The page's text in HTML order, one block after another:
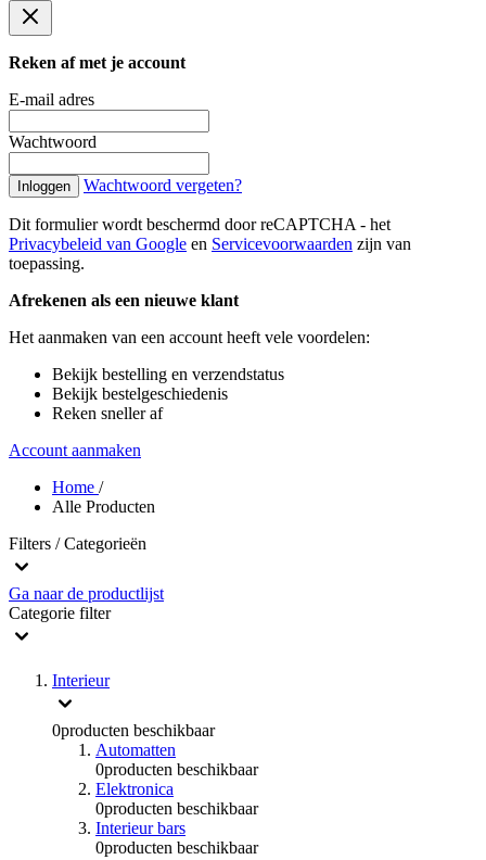
Reken af met je account
E-mail adres
Wachtwoord
Inloggen Wachtwoord vergeten?
Dit formulier wordt beschermd door reCAPTCHA - het
Privacybeleid van Google en Servicevoorwaarden zijn van
toepassing.
Afrekenen als een nieuwe klant
Het aanmaken van een account heeft vele voordelen:
Bekijk bestelling en verzendstatus
Bekijk bestelgeschiedenis
Reken sneller af
Account aanmaken
Home /
Alle Producten
Filters / Categorieën
Ga naar de productlijst
Categorie filter
Interieur
0producten beschikbaar
Automatten
0producten beschikbaar
Elektronica
0producten beschikbaar
Interieur bars
0producten beschikbaar